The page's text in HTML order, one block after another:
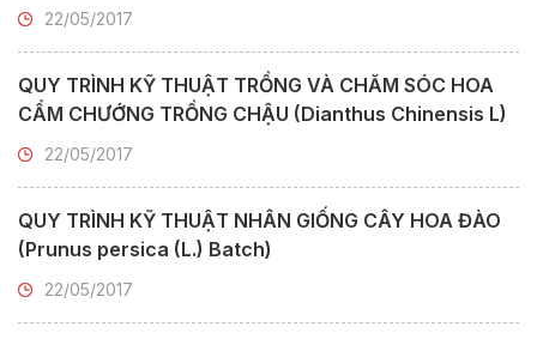
22/05/2017
QUY TRÌNH KỸ THUẬT TRỒNG VÀ CHĂM SÓC HOA
CẨM CHƯỚNG TRỒNG CHẬU (Dianthus Chinensis L)
22/05/2017
QUY TRÌNH KỸ THUẬT NHÂN GIỐNG CÂY HOA ĐÀO
(Prunus persica (L.) Batch)
22/05/2017